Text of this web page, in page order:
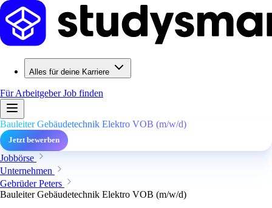
Alles für deine Karriere
Für ArbeitgeberJob finden
Bauleiter Gebäudetechnik Elektro VOB (m/w/d)
Jetzt bewerben
Jobbörse
Unternehmen
Gebrüder Peters
Bauleiter Gebäudetechnik Elektro VOB (m/w/d)